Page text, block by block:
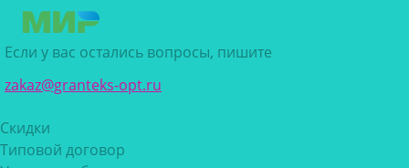
Если у вас остались вопросы, пишите
zakaz@granteks-opt.ru
Скидки
Типовой договор